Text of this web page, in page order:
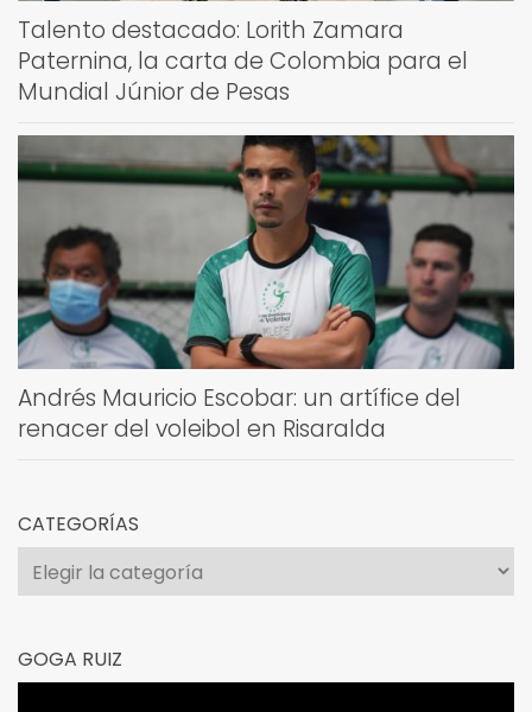
Talento destacado: Lorith Zamara
Paternina, la carta de Colombia para el
Mundial Júnior de Pesas
Andrés Mauricio Escobar: un artífice del
renacer del voleibol en Risaralda
CATEGORÍAS
Categorías
GOGA RUIZ